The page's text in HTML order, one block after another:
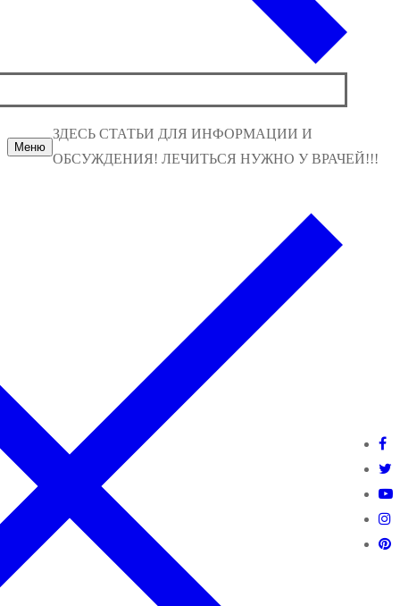
Меню
ЗДЕСЬ СТАТЬИ ДЛЯ ИНФОРМАЦИИ И
ОБСУЖДЕНИЯ! ЛЕЧИТЬСЯ НУЖНО У ВРАЧЕЙ!!!